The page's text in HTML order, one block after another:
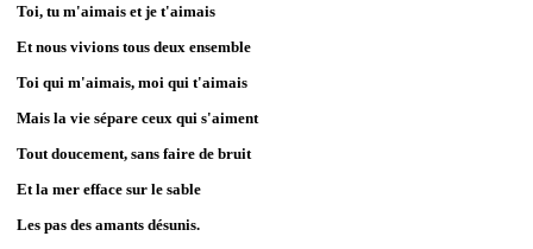
Toi, tu m'aimais et je t'aimais
Et nous vivions tous deux ensemble
Toi qui m'aimais, moi qui t'aimais
Mais la vie sépare ceux qui s'aiment
Tout doucement, sans faire de bruit
Et la mer efface sur le sable
Les pas des amants désunis.